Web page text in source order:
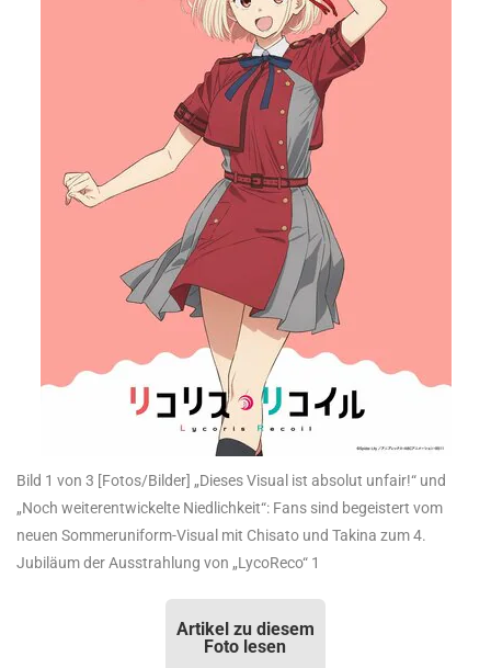
Bild 1 von 3 [Fotos/Bilder] „Dieses Visual ist absolut unfair!“ und
„Noch weiterentwickelte Niedlichkeit“: Fans sind begeistert vom
neuen Sommeruniform-Visual mit Chisato und Takina zum 4.
Jubiläum der Ausstrahlung von „LycoReco“ 1
Artikel zu diesem
Foto lesen